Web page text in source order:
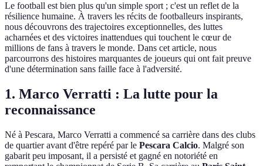
Le football est bien plus qu'un simple sport ; c'est un reflet de la
résilience humaine. À travers les récits de footballeurs inspirants,
nous découvrons des trajectoires exceptionnelles, des luttes
acharnées et des victoires inattendues qui touchent le cœur de
millions de fans à travers le monde. Dans cet article, nous
parcourrons des histoires marquantes de joueurs qui ont fait preuve
d'une détermination sans faille face à l'adversité.
1. Marco Verratti : La lutte pour la
reconnaissance
Né à Pescara, Marco Verratti a commencé sa carrière dans des clubs
de quartier avant d'être repéré par le Pescara Calcio. Malgré son
gabarit peu imposant, il a persisté et gagné en notoriété en